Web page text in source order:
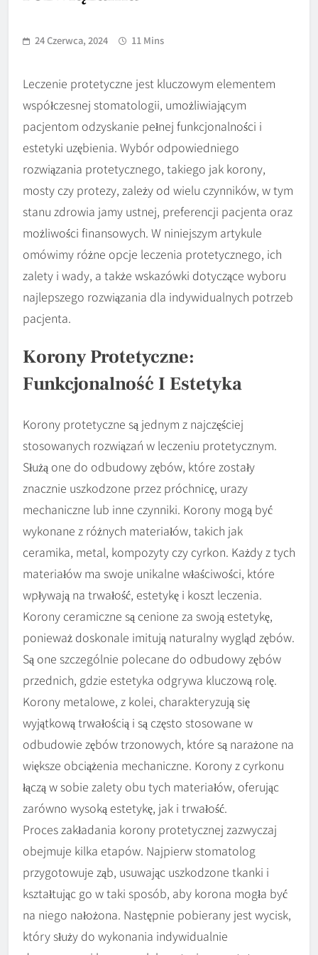
24 Czerwca, 2024 11 Mins
Leczenie protetyczne jest kluczowym elementem
współczesnej stomatologii, umożliwiającym
pacjentom odzyskanie pełnej funkcjonalności i
estetyki uzębienia. Wybór odpowiedniego
rozwiązania protetycznego, takiego jak korony,
mosty czy protezy, zależy od wielu czynników, w tym
stanu zdrowia jamy ustnej, preferencji pacjenta oraz
możliwości finansowych. W niniejszym artykule
omówimy różne opcje leczenia protetycznego, ich
zalety i wady, a także wskazówki dotyczące wyboru
najlepszego rozwiązania dla indywidualnych potrzeb
pacjenta.
Korony Protetyczne:
Funkcjonalność I Estetyka
Korony protetyczne są jednym z najczęściej
stosowanych rozwiązań w leczeniu protetycznym.
Służą one do odbudowy zębów, które zostały
znacznie uszkodzone przez próchnicę, urazy
mechaniczne lub inne czynniki. Korony mogą być
wykonane z różnych materiałów, takich jak
ceramika, metal, kompozyty czy cyrkon. Każdy z tych
materiałów ma swoje unikalne właściwości, które
wpływają na trwałość, estetykę i koszt leczenia.
Korony ceramiczne są cenione za swoją estetykę,
ponieważ doskonale imitują naturalny wygląd zębów.
Są one szczególnie polecane do odbudowy zębów
przednich, gdzie estetyka odgrywa kluczową rolę.
Korony metalowe, z kolei, charakteryzują się
wyjątkową trwałością i są często stosowane w
odbudowie zębów trzonowych, które są narażone na
większe obciążenia mechaniczne. Korony z cyrkonu
łączą w sobie zalety obu tych materiałów, oferując
zarówno wysoką estetykę, jak i trwałość.
Proces zakładania korony protetycznej zazwyczaj
obejmuje kilka etapów. Najpierw stomatolog
przygotowuje ząb, usuwając uszkodzone tkanki i
kształtując go w taki sposób, aby korona mogła być
na niego nałożona. Następnie pobierany jest wycisk,
który służy do wykonania indywidualnie